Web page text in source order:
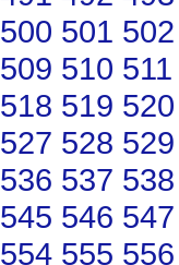
500 501 502
509 510 511
518 519 520
527 528 529
536 537 538
545 546 547
554 555 556